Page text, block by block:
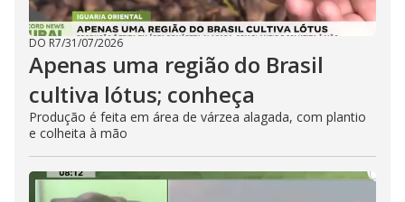
DO R7/31/07/2026
Apenas uma região do Brasil
cultiva lótus; conheça
Produção é feita em área de várzea alagada, com plantio
e colheita à mão